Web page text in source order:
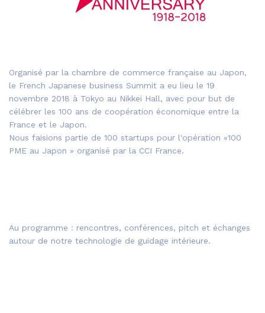
Organisé par la chambre de commerce française au Japon,
le French Japanese business Summit a eu lieu le 19
novembre 2018 à Tokyo au Nikkei Hall, avec pour but de
célébrer les 100 ans de coopération économique entre la
France et le Japon.
Nous faisions partie de 100 startups pour l'opération «100
PME au Japon » organisé par la CCI France.
Au programme : rencontres, conférences, pitch et échanges
autour de notre technologie de guidage intérieure.